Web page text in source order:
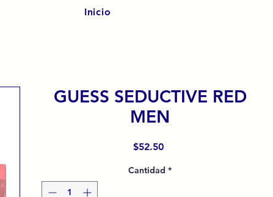
GUESS SEDUCTIVE RED
MEN
$52.50Precio
Cantidad *
Inicio